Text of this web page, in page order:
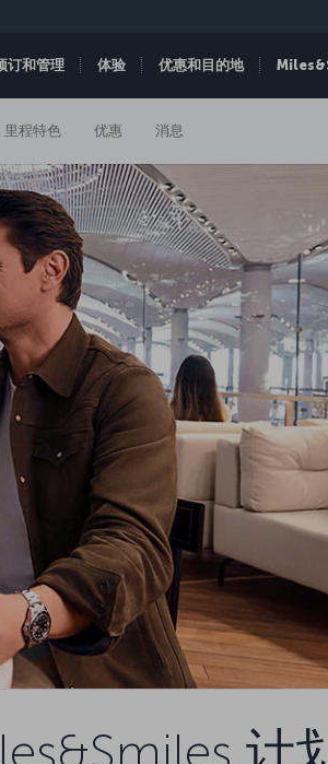
订和管理 体验 优惠和目的地
里程特色 优惠 消息
计